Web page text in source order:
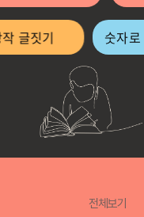
글짓기 숫자로
전체보기